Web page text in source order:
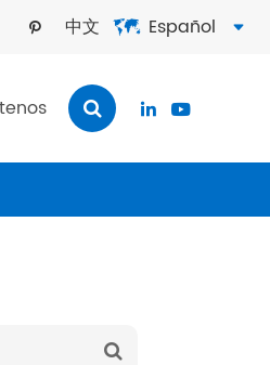
 中文  Español 
 